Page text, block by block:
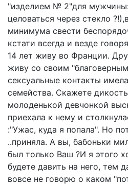
"изделием № 2"для
целоваться через стекло
минимума свести
кстати всегда и везде
14 лет живу во Франции.
живу со своим
сексуальные контакты
семейства. Скажете
молоденькой девчонкой
приехала к нему и
:"Ужас, куда я попала". Но
..приняла. А вы, бабоньки
был только Ваш ?И я этого
будете давить на него, тем
вовсе не говорю о каком